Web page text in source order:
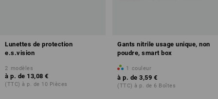
Lunettes de protection
e.s.vision
2 modèles
à p. de 13,08 €
(TTC) à p. de 10 Pièces
Gants nitrile usage unique, non
poudre, smart box
1 couleur
à p. de 3,59 €
(TTC) à p. de 6 Boîtes